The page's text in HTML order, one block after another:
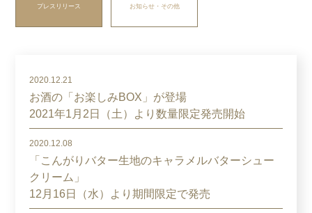
プレスリリース お知らせ・その他
2020.12.21
お酒の「お楽しみBOX」が登場
2021年1月2日（土）より数量限定発売開始
2020.12.08
「こんがりバター生地のキャラメルバターシュー
クリーム」
12月16日（水）より期間限定で発売